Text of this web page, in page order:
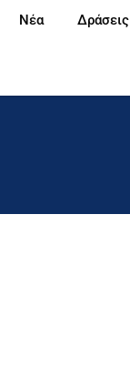
Νέα Δράσεις